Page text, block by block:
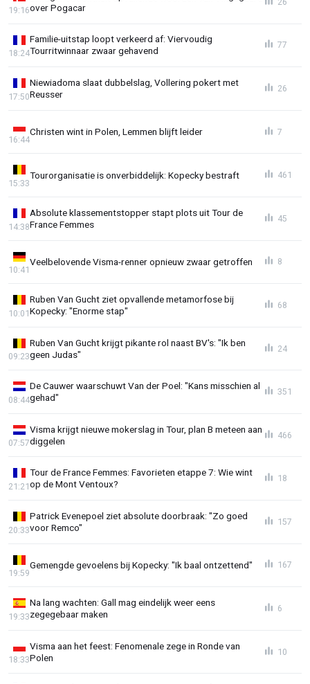
over Pogacar
19:16
Familie-uitstap loopt verkeerd af: Viervoudig
Tourritwinnaar zwaar gehavend
18:24
77
Niewiadoma slaat dubbelslag, Vollering pokert met
Reusser
17:50
26
Christen wint in Polen, Lemmen blijft leider
16:44
7
Tourorganisatie is onverbiddelijk: Kopecky bestraft
15:33
461
Absolute klassementstopper stapt plots uit Tour de
France Femmes
14:38
45
Veelbelovende Visma-renner opnieuw zwaar getroffen
10:41
8
Ruben Van Gucht ziet opvallende metamorfose bij
Kopecky: "Enorme stap"
10:01
68
Ruben Van Gucht krijgt pikante rol naast BV's: "Ik ben
geen Judas"
09:23
24
De Cauwer waarschuwt Van der Poel: "Kans misschien al
gehad"
08:44
351
Visma krijgt nieuwe mokerslag in Tour, plan B meteen aan
diggelen
07:57
466
Tour de France Femmes: Favorieten etappe 7: Wie wint
op de Mont Ventoux?
21:21
18
Patrick Evenepoel ziet absolute doorbraak: "Zo goed
voor Remco"
20:33
157
Gemengde gevoelens bij Kopecky: "Ik baal ontzettend"
19:59
167
Na lang wachten: Gall mag eindelijk weer eens
zegegebaar maken
19:33
6
Visma aan het feest: Fenomenale zege in Ronde van
Polen
18:33
10